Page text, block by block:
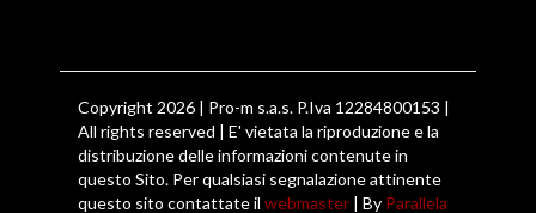
Copyright 2026 | Pro-m s.a.s. P.Iva 12284800153 |
All rights reserved | E' vietata la riproduzione e la
distribuzione delle informazioni contenute in
questo Sito. Per qualsiasi segnalazione attinente
questo sito contattate il webmaster | By Parallela